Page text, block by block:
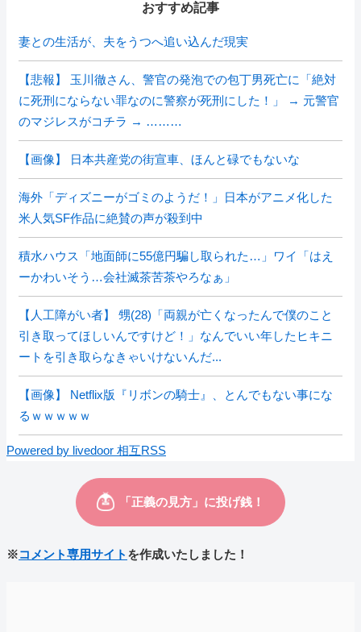
おすすめ記事
妻との生活が、夫をうつへ追い込んだ現実
【悲報】 玉川徹さん、警官の発泡での包丁男死亡に「絶対
に死刑にならない罪なのに警察が死刑にした！」 → 元警官
のマジレスがコチラ → ………
【画像】 日本共産党の街宣車、ほんと碌でもないな
海外「ディズニーがゴミのようだ！」日本がアニメ化した
米人気SF作品に絶賛の声が殺到中
積水ハウス「地面師に55億円騙し取られた…」ワイ「はえ
ーかわいそう…会社滅茶苦茶やろなぁ」
【人工障がい者】 甥(28)「両親が亡くなったんで僕のこと
引き取ってほしいんですけど！」なんでいい年したヒキニ
ートを引き取らなきゃいけないんだ...
【画像】 Netflix版『リボンの騎士』、とんでもない事にな
るｗｗｗｗｗ
Powered by livedoor 相互RSS
※コメント専用サイト を作成いたしました！